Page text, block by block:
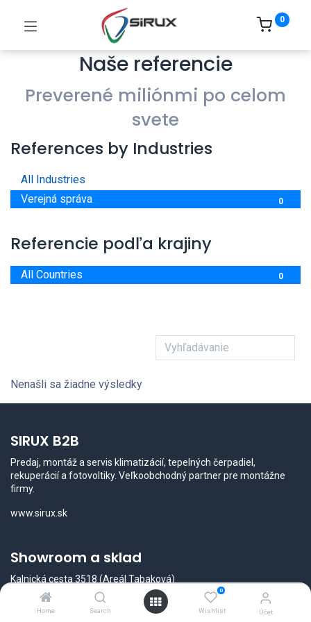
Home Search
0
Wishlist Účet
0
Naše referencie
Preverené miliónmi po celom
svete
References by Industries
All Industries
0
Verejná správa
Referencie podľa krajiny
0
All Countries
Nenašli sa žiadne výsledky
SIRUX B2B
Predaj, montáž a servis klimatizácií, tepelných čerpadiel,
rekuperácií a fotovoltiky. Veľkoobchodný partner pre montážne
firmy.
www.sirux.sk
Showroom a sklad
Kalnická cesta 3518 (Areál Tabaková)
934 01 Levice
+421 948 543 214